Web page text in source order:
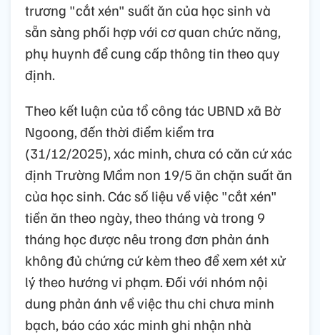
trương "cắt xén" suất ăn của học sinh và
sẵn sàng phối hợp với cơ quan chức năng,
phụ huynh để cung cấp thông tin theo quy
định.
Theo kết luận của tổ công tác UBND xã Bờ
Ngoong, đến thời điểm kiểm tra
(31/12/2025), xác minh, chưa có căn cứ xác
định Trường Mầm non 19/5 ăn chặn suất ăn
của học sinh. Các số liệu về việc "cắt xén"
tiền ăn theo ngày, theo tháng và trong 9
tháng học được nêu trong đơn phản ánh
không đủ chứng cứ kèm theo để xem xét xử
lý theo hướng vi phạm. Đối với nhóm nội
dung phản ánh về việc thu chi chưa minh
bạch, báo cáo xác minh ghi nhận nhà